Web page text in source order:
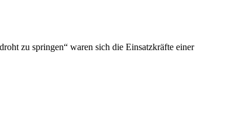
zu springen“ waren sich die Einsatzkräfte einer